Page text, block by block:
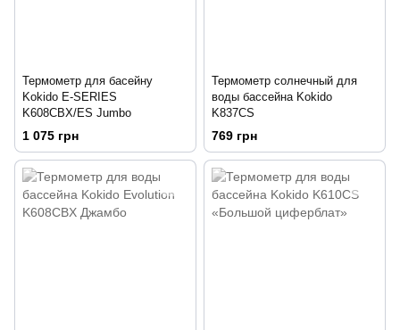
Термометр для басейну
Kokido E-SERIES
K608CBX/ES Jumbo
1 075 грн
Термометр солнечный для
воды бассейна Kokido
K837CS
769 грн